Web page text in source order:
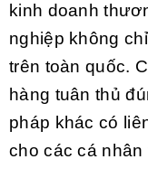
kinh doanh
nghiệp không
trên toàn quốc.
hàng tuân thủ
pháp khác có
cho các cá